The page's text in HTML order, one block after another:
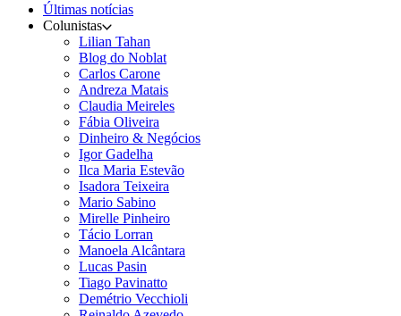
Últimas notícias
Colunistas
Lilian Tahan
Blog do Noblat
Carlos Carone
Andreza Matais
Claudia Meireles
Fábia Oliveira
Dinheiro & Negócios
Igor Gadelha
Ilca Maria Estevão
Isadora Teixeira
Mario Sabino
Mirelle Pinheiro
Tácio Lorran
Manoela Alcântara
Lucas Pasin
Tiago Pavinatto
Demétrio Vecchioli